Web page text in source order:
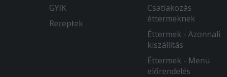
GYIK
Receptek
Csatlakozás
éttermeknek
Éttermek - Azonnali
kiszállítás
Éttermek - Menü
előrendelés